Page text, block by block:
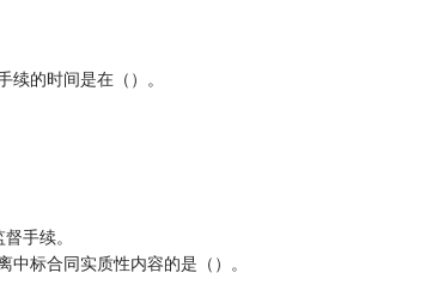
的时间是在（）。
手续。
标合同实质性内容的是（）。